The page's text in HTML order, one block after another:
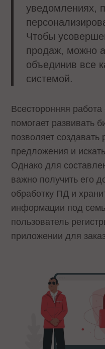
уведомлениях,
Чтобы
продаж, можно
объединив все
системой.
Всесторонняя работа
помогает развивать
позволяет создавать
предложения и
Однако для
важно получить его
обработку ПД и
информации под
пользователь
приложении для